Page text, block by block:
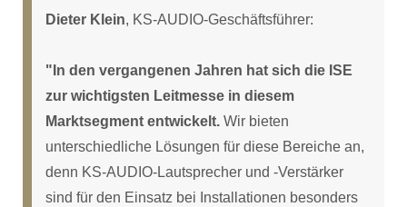
Dieter Klein, KS-AUDIO-Geschäftsführer:
"In den vergangenen Jahren hat sich die ISE
zur wichtigsten Leitmesse in diesem
Marktsegment entwickelt. Wir bieten
unterschiedliche Lösungen für diese Bereiche an,
denn KS-AUDIO-Lautsprecher und -Verstärker
sind für den Einsatz bei Installationen besonders